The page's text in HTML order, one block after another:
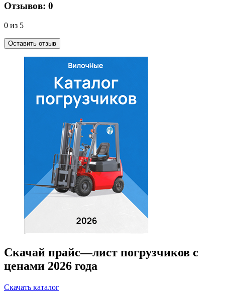
Отзывов: 0
0 из 5
Оставить отзыв
Скачай прайс—лист погрузчиков с
ценами 2026 года
Скачать каталог